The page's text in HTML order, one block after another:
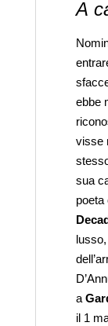
A
ebbe
visse
sua
poeta
a
il 1